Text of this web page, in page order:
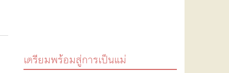
เตรียมพร้อมสู่การเป็นแม่